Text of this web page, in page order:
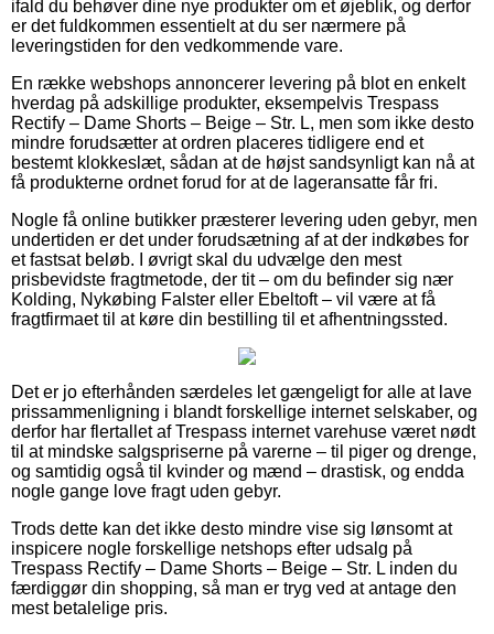
ifald du behøver dine nye produkter om et øjeblik, og derfor
er det fuldkommen essentielt at du ser nærmere på
leveringstiden for den vedkommende vare.
En række webshops annoncerer levering på blot en enkelt
hverdag på adskillige produkter, eksempelvis Trespass
Rectify – Dame Shorts – Beige – Str. L, men som ikke desto
mindre forudsætter at ordren placeres tidligere end et
bestemt klokkeslæt, sådan at de højst sandsynligt kan nå at
få produkterne ordnet forud for at de lageransatte får fri.
Nogle få online butikker præsterer levering uden gebyr, men
undertiden er det under forudsætning af at der indkøbes for
et fastsat beløb. I øvrigt skal du udvælge den mest
prisbevidste fragtmetode, der tit – om du befinder sig nær
Kolding, Nykøbing Falster eller Ebeltoft – vil være at få
fragtfirmaet til at køre din bestilling til et afhentningssted.
Det er jo efterhånden særdeles let gængeligt for alle at lave
prissammenligning i blandt forskellige internet selskaber, og
derfor har flertallet af Trespass internet varehuse været nødt
til at mindske salgspriserne på varerne – til piger og drenge,
og samtidig også til kvinder og mænd – drastisk, og endda
nogle gange love fragt uden gebyr.
Trods dette kan det ikke desto mindre vise sig lønsomt at
inspicere nogle forskellige netshops efter udsalg på
Trespass Rectify – Dame Shorts – Beige – Str. L inden du
færdiggør din shopping, så man er tryg ved at antage den
mest betalelige pris.